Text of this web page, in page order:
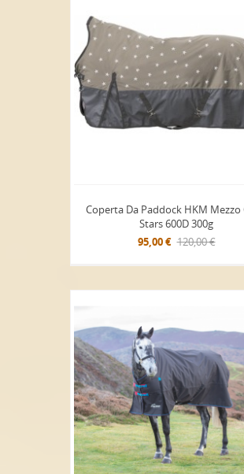
Coperta Da Paddock HKM Mezzo
Stars 600D 300g
95,00 € 120,00 €